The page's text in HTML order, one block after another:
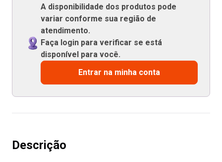
A disponibilidade dos produtos pode
variar conforme sua região de
atendimento.
Faça login para verificar se está
disponível para você.
Entrar na minha conta
Descrição